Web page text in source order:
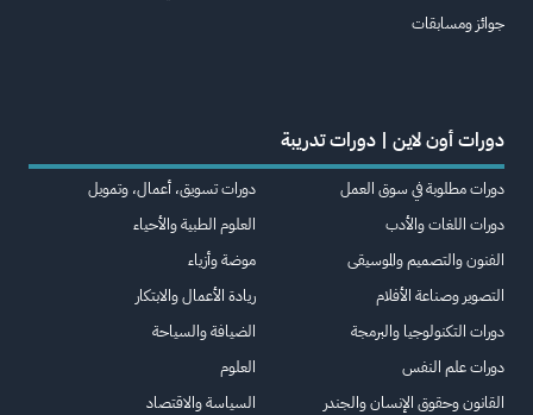
جوائز ومسابقات
دورات أون لاين | دورات تدريبة
دورات مطلوبة في سوق العمل
دورات اللغات والأدب
الفنون والتصميم والموسيقى
التصوير وصناعة الأفلام
دورات التكنولوجيا والبرمجة
دورات علم النفس
القانون وحقوق الإنسان والجندر
دورات تسويق، أعمال، وتمويل
العلوم الطبية والأحياء
موضة وأزياء
ريادة الأعمال والابتكار
الضيافة والسياحة
العلوم
السياسة والاقتصاد